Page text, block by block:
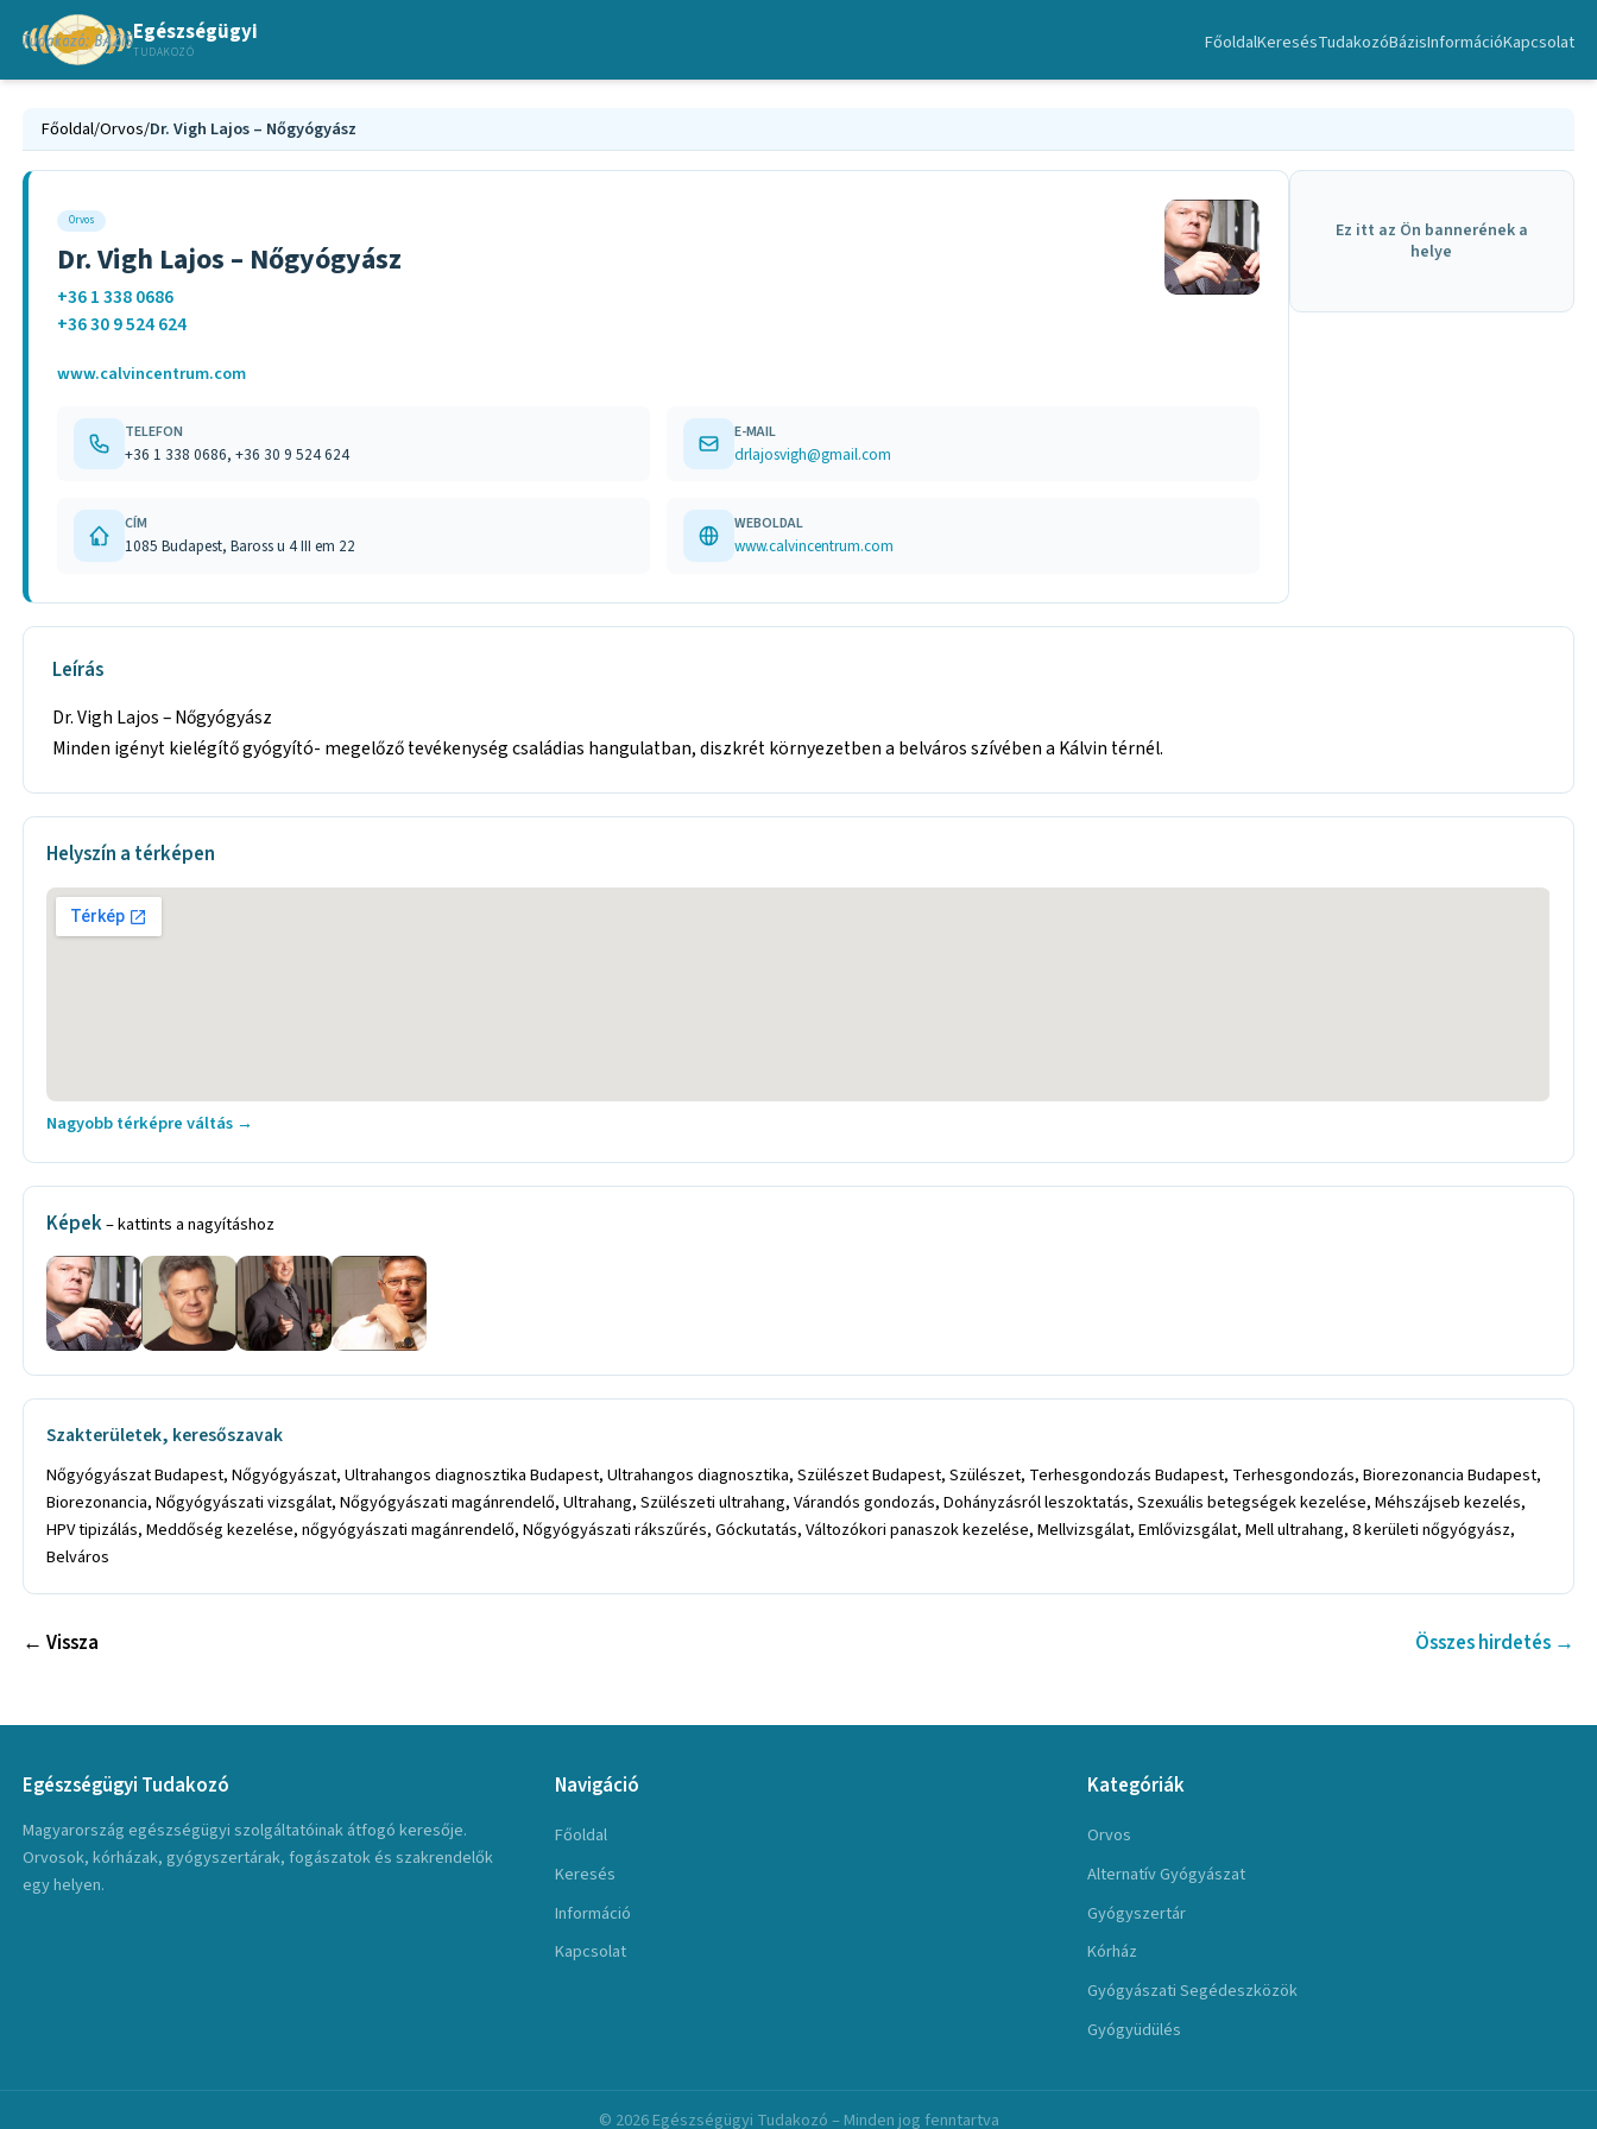
Egészségügyi
TUDAKOZÓ FőoldalKeresésTudakozóBázisInformációKapcsolat
Főoldal/Orvos/Dr. Vigh Lajos – Nőgyógyász
Orvos
Dr. Vigh Lajos – Nőgyógyász
+36 1 338 0686
+36 30 9 524 624
www.calvincentrum.com
TELEFON
+36 1 338 0686, +36 30 9 524 624
E-MAIL
drlajosvigh@gmail.com
CÍM
1085 Budapest, Baross u 4 III em 22
WEBOLDAL
www.calvincentrum.com
Ez itt az Ön bannerének a
helye
Leírás
Dr. Vigh Lajos – Nőgyógyász
Minden igényt kielégítő gyógyító- megelőző tevékenység családias hangulatban, diszkrét környezetben a belváros szívében a Kálvin térnél.
Helyszín a térképen
Nagyobb térképre váltás →
Képek– kattints a nagyításhoz
Szakterületek, keresőszavak
Nőgyógyászat Budapest, Nőgyógyászat, Ultrahangos diagnosztika Budapest, Ultrahangos diagnosztika, Szülészet Budapest, Szülészet, Terhesgondozás Budapest, Terhesgondozás, Biorezonancia Budapest,
Biorezonancia, Nőgyógyászati vizsgálat, Nőgyógyászati magánrendelő, Ultrahang, Szülészeti ultrahang, Várandós gondozás, Dohányzásról leszoktatás, Szexuális betegségek kezelése, Méhszájseb kezelés,
HPV tipizálás, Meddőség kezelése, nőgyógyászati magánrendelő, Nőgyógyászati rákszűrés, Góckutatás, Változókori panaszok kezelése, Mellvizsgálat, Emlővizsgálat, Mell ultrahang, 8 kerületi nőgyógyász,
Belváros
← Vissza Összes hirdetés →
Egészségügyi Tudakozó
Magyarország egészségügyi szolgáltatóinak átfogó keresője.
Orvosok, kórházak, gyógyszertárak, fogászatok és szakrendelők
egy helyen.
Navigáció
Főoldal
Keresés
Információ
Kapcsolat
Kategóriák
Orvos
Alternatív Gyógyászat
Gyógyszertár
Kórház
Gyógyászati Segédeszközök
Gyógyüdülés
© 2026 Egészségügyi Tudakozó – Minden jog fenntartva